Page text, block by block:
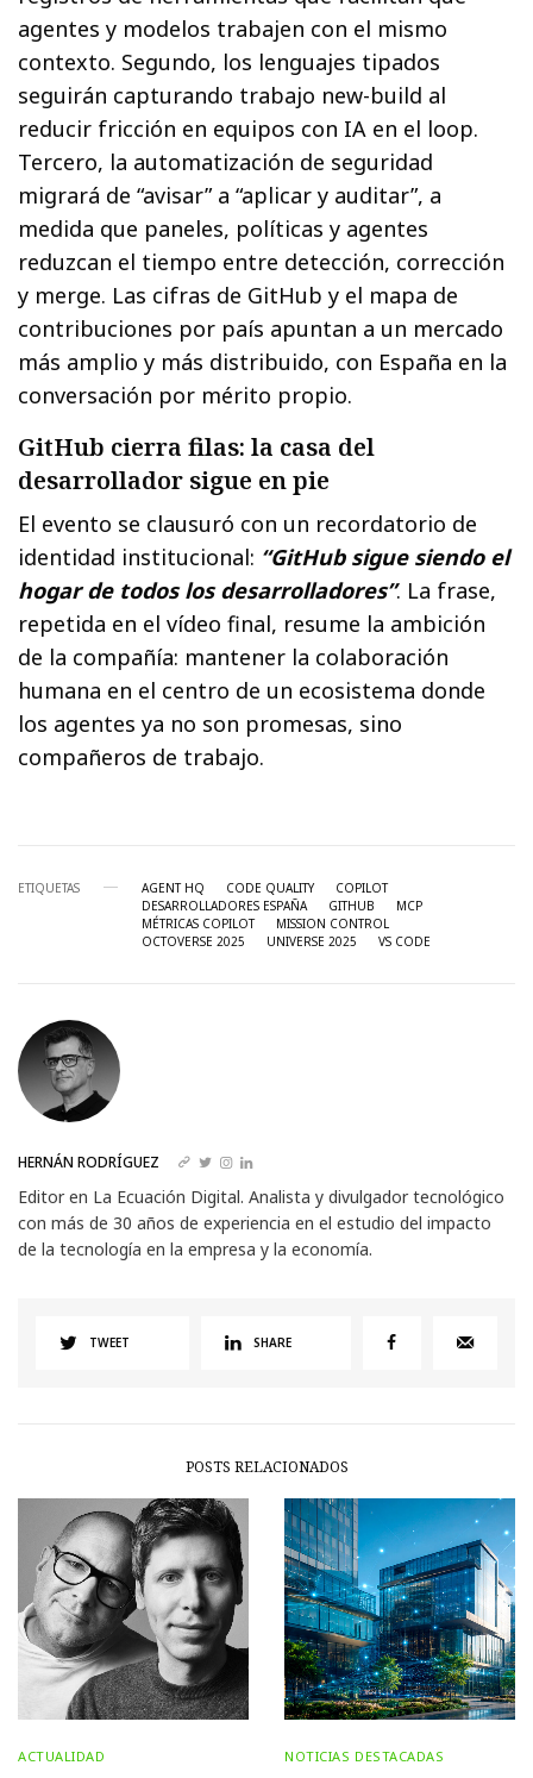
agentes y modelos trabajen con el mismo
contexto. Segundo, los lenguajes tipados
seguirán capturando trabajo new-build al
reducir fricción en equipos con IA en el loop.
Tercero, la automatización de seguridad
migrará de “avisar” a “aplicar y auditar”, a
medida que paneles, políticas y agentes
reduzcan el tiempo entre detección, corrección
y merge. Las cifras de GitHub y el mapa de
contribuciones por país apuntan a un mercado
más amplio y más distribuido, con España en la
conversación por mérito propio.
GitHub cierra filas: la casa del
desarrollador sigue en pie
El evento se clausuró con un recordatorio de
identidad institucional: “GitHub sigue siendo el
hogar de todos los desarrolladores”. La frase,
repetida en el vídeo final, resume la ambición
de la compañía: mantener la colaboración
humana en el centro de un ecosistema donde
los agentes ya no son promesas, sino
compañeros de trabajo.
ETIQUETAS AGENT HQ CODE QUALITY
COPILOT
DESARROLLADORES ESPAÑA
GITHUB
MCP
MÉTRICAS COPILOT
MISSION CONTROL
OCTOVERSE 2025
UNIVERSE 2025 VS CODE
HERNÁN RODRÍGUEZ
Editor en La Ecuación Digital. Analista y divulgador tecnológico
con más de 30 años de experiencia en el estudio del impacto
de la tecnología en la empresa y la economía.
TWEET SHARE
POSTS RELACIONADOS
ACTUALIDAD NOTICIAS DESTACADAS